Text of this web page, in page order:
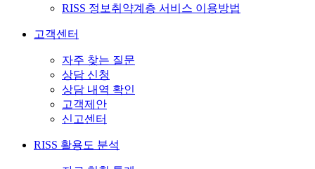
RISS 정보취약계층 서비스 이용방법
고객센터
자주 찾는 질문
상담 신청
상담 내역 확인
고객제안
신고센터
RISS 활용도 분석